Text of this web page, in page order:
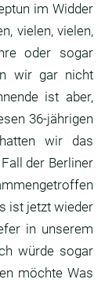
im Widder
vielen, vielen,
oder sogar
wir gar nicht
ist aber,
36-jährigen
wir das
der Berliner
ist jetzt wieder
in unserem
würde sogar
möchte Was